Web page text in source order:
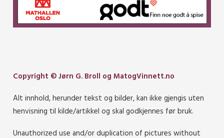
Copyright © Jørn G. Broll og MatogVinnett.no
Alt innhold, herunder tekst og bilder, kan ikke gjengis uten
henvisning til kilde/artikkel og skal godkjennes før bruk.
Unauthorized use and/or duplication of pictures without